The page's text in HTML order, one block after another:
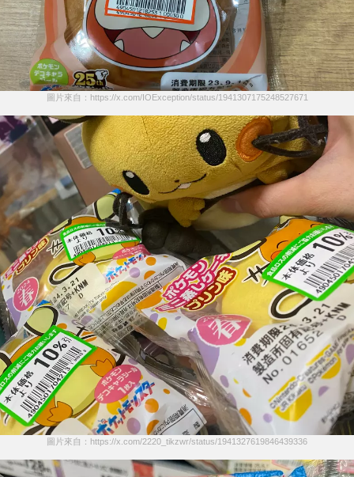
圖片來自：https://x.com/IOException/status/1941307175248527671
圖片來自：https://x.com/2220_tikzwr/status/1941327619846439336